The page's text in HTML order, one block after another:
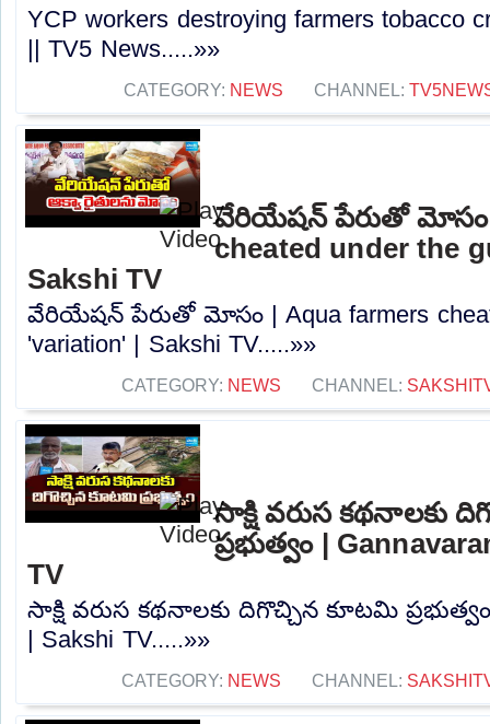
YCP workers destroying farmers tobacco
|| TV5 News.....»»
CATEGORY: NEWS CHANNEL:
వేరియేషన్ పేరుతో మోసం
cheated under the
Sakshi TV
వేరియేషన్ పేరుతో మోసం | Aqua farmers
'variation' | Sakshi TV.....»»
CATEGORY: NEWS CHANNEL:
సాక్షి వరుస కథనాలకు
ప్రభుత్వం |
TV
సాక్షి వరుస కథనాలకు దిగొచ్చిన కూటమి ప్రభుత్వం
| Sakshi TV.....»»
CATEGORY: NEWS CHANNEL: